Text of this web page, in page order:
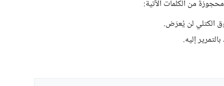
من الكلمات الآتية:
الكتلي لن يُعرَض.
إليه.